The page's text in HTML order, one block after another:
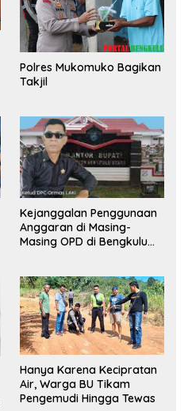
Polres Mukomuko Bagikan
Takjil
Kejanggalan Penggunaan
Anggaran di Masing-
Masing OPD di Bengkulu
Hanya Karena Kecipratan
Air, Warga BU Tikam
Pengemudi Hingga Tewas